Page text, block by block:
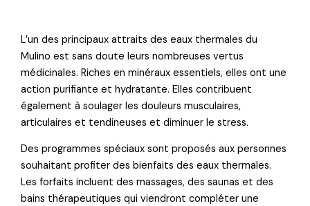
L’un des principaux attraits des eaux thermales du
Mulino est sans doute leurs nombreuses vertus
médicinales. Riches en minéraux essentiels, elles ont une
action purifiante et hydratante. Elles contribuent
également à soulager les douleurs musculaires,
articulaires et tendineuses et diminuer le stress.
Des programmes spéciaux sont proposés aux personnes
souhaitant profiter des bienfaits des eaux thermales.
Les forfaits incluent des massages, des saunas et des
bains thérapeutiques qui viendront compléter une